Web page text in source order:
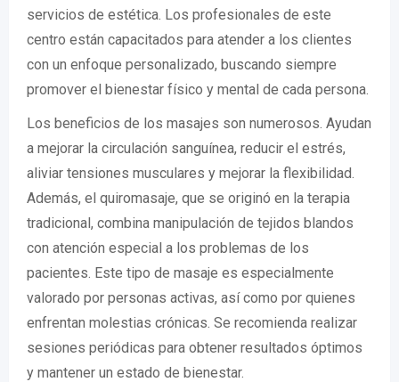
servicios de estética. Los profesionales de este
centro están capacitados para atender a los clientes
con un enfoque personalizado, buscando siempre
promover el bienestar físico y mental de cada persona.
Los beneficios de los masajes son numerosos. Ayudan
a mejorar la circulación sanguínea, reducir el estrés,
aliviar tensiones musculares y mejorar la flexibilidad.
Además, el quiromasaje, que se originó en la terapia
tradicional, combina manipulación de tejidos blandos
con atención especial a los problemas de los
pacientes. Este tipo de masaje es especialmente
valorado por personas activas, así como por quienes
enfrentan molestias crónicas. Se recomienda realizar
sesiones periódicas para obtener resultados óptimos
y mantener un estado de bienestar.